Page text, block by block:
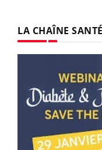
LA CHAÎNE SANTÉ